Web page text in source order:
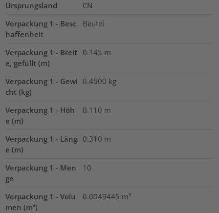
Ursprungsland
CN
Verpackung 1 - Besc
haffenheit
Beutel
Verpackung 1 - Breit
e, gefüllt (m)
0.145 m
Verpackung 1 - Gewi
cht (kg)
0.4500 kg
Verpackung 1 - Höh
e (m)
0.110 m
Verpackung 1 - Läng
e (m)
0.310 m
Verpackung 1 - Men
ge
10
Verpackung 1 - Volu
men (m³)
0.0049445 m³